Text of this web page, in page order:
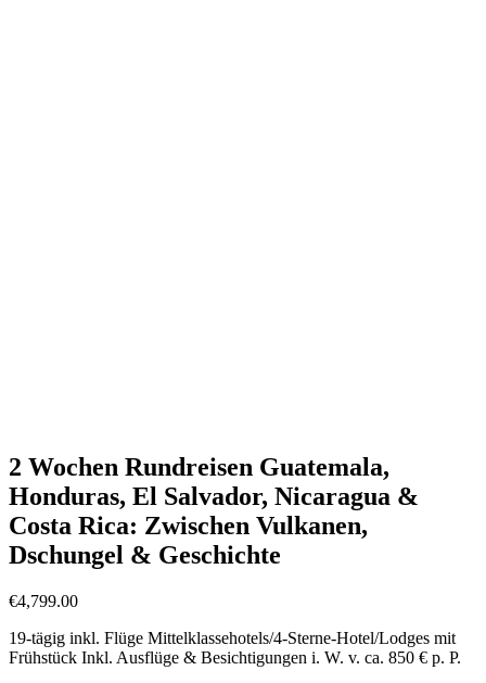
2 Wochen Rundreisen Guatemala,
Honduras, El Salvador, Nicaragua &
Costa Rica: Zwischen Vulkanen,
Dschungel & Geschichte
€4,799.00
19-tägig inkl. Flüge Mittelklassehotels/4-Sterne-Hotel/Lodges mit
Frühstück Inkl. Ausflüge & Besichtigungen i. W. v. ca. 850 € p. P.